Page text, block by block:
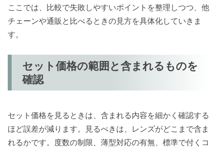
ここでは、比較で失敗しやすいポイントを整理しつつ、他
チェーンや通販と比べるときの見方を具体化していきま
す。
セット価格の範囲と含まれるものを
確認
セット価格を見るときは、含まれる内容を細かく確認する
ほど誤差が減ります。見るべきは、レンズがどこまで含ま
れるかです。度数の制限、薄型対応の有無、標準で付くコ